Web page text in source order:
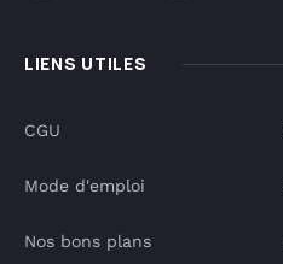
LIENS UTILES
CGU
Mode d'emploi
Nos bons plans